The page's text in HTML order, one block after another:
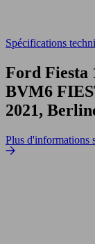
Spécifications
Ford Fiesta
BVM6
2021,
Plus d'informations